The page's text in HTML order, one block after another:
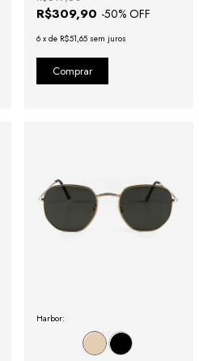
R$309,90 -50% OFF
6 x de R$51,65 sem juros
Harbor: